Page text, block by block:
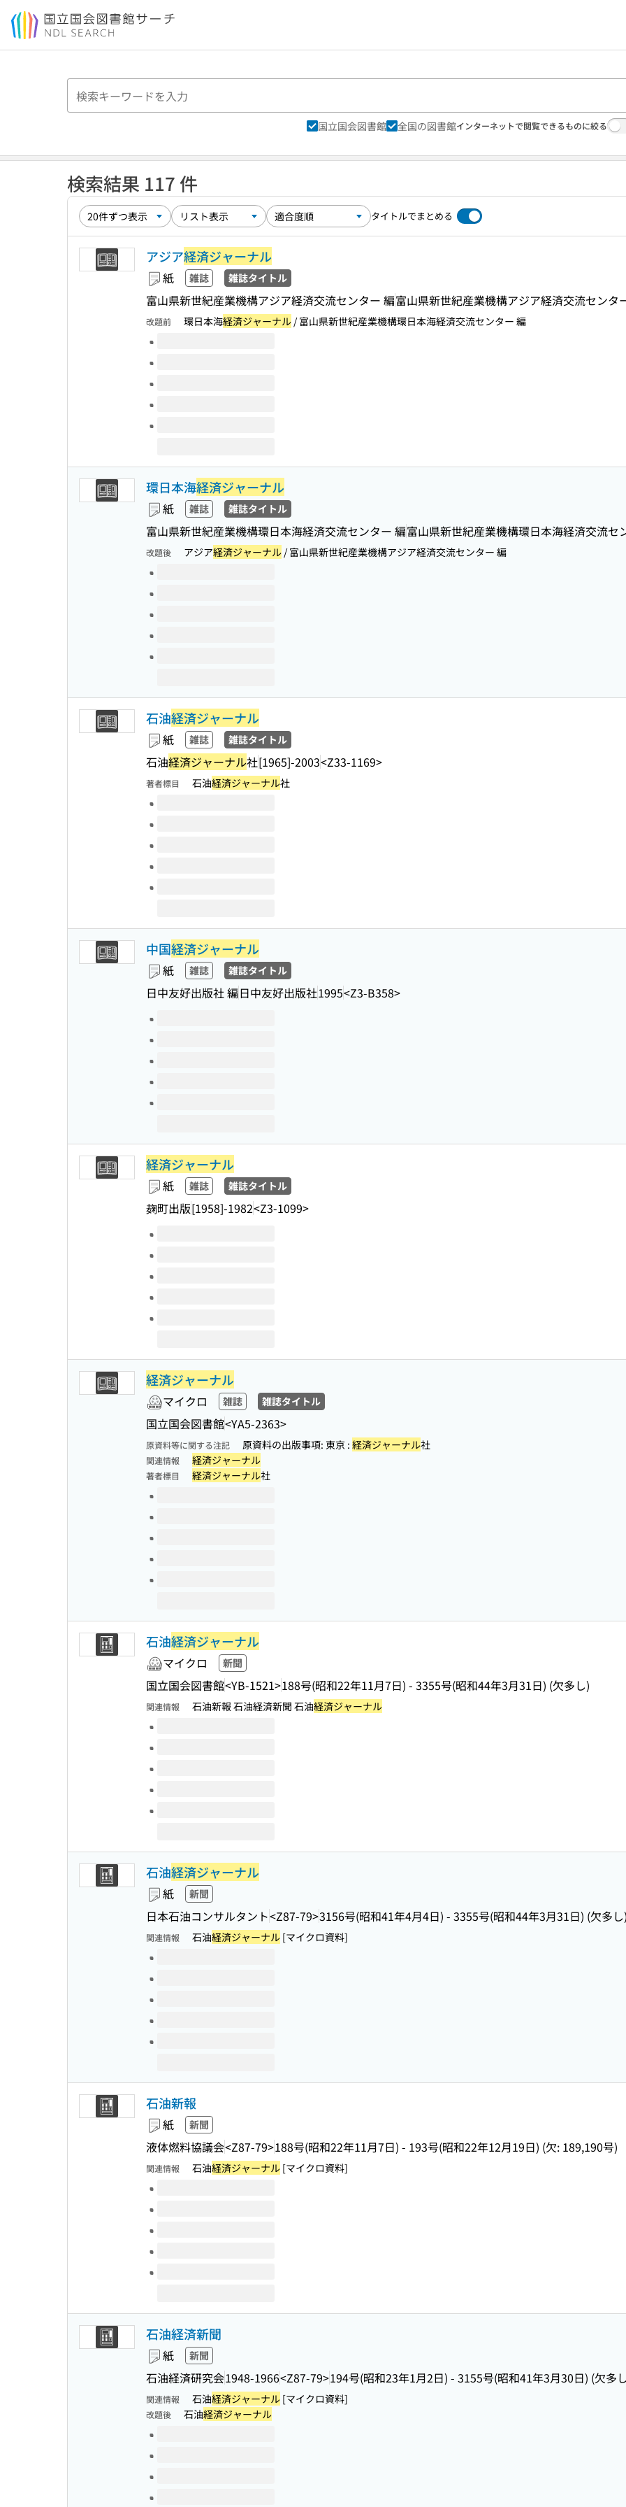
本文へ移動
国立国会図書館 全国の図書館インターネットで閲覧できるものに絞る
検索結果 117 件
タイトルでまとめる
アジア経済ジャーナル
紙 雑誌 雑誌タイトル
富山県新世紀産業機構アジア経済交流センター 編富山県新世紀産業機構アジア経済交流センタ
改題前 環日本海経済ジャーナル / 富山県新世紀産業機構環日本海経済交流センター 編
このタイトルの巻号
環日本海経済ジャーナル
紙 雑誌 雑誌タイトル
富山県新世紀産業機構環日本海経済交流センター 編富山県新世紀産業機構環日本海経済交流セ
改題後 アジア経済ジャーナル / 富山県新世紀産業機構アジア経済交流センター 編
このタイトルの巻号
石油経済ジャーナル
紙 雑誌 雑誌タイトル
石油経済ジャーナル社[1965]-2003<Z33-1169>
著者標目 石油経済ジャーナル社
このタイトルの巻号
中国経済ジャーナル
紙 雑誌 雑誌タイトル
日中友好出版社 編日中友好出版社1995<Z3-B358>
このタイトルの巻号
経済ジャーナル
紙 雑誌 雑誌タイトル
麹町出版[1958]-1982<Z3-1099>
このタイトルの巻号
経済ジャーナル
マイクロ 雑誌 雑誌タイトル
国立国会図書館<YA5-2363>
原資料等に関する注記 原資料の出版事項: 東京 : 経済ジャーナル社
関連情報 経済ジャーナル
著者標目 経済ジャーナル社
このタイトルの巻号
石油経済ジャーナル
マイクロ 新聞
国立国会図書館<YB-1521>188号(昭和22年11月7日) - 3355号(昭和44年3月31日) (欠多し)
関連情報 石油新報 石油経済新聞 石油経済ジャーナル
このタイトルの巻号
石油経済ジャーナル
紙 新聞
日本石油コンサルタント<Z87-79>3156号(昭和41年4月4日) - 3355号(昭和44年3月31日) (欠多し)
関連情報 石油経済ジャーナル [マイクロ資料]
このタイトルの巻号
石油新報
紙 新聞
液体燃料協議会<Z87-79>188号(昭和22年11月7日) - 193号(昭和22年12月19日) (欠: 189,190号)
関連情報 石油経済ジャーナル [マイクロ資料]
このタイトルの巻号
石油経済新聞
紙 新聞
石油経済研究会1948-1966<Z87-79>194号(昭和23年1月2日) - 3155号(昭和41年3月30日) (欠多
関連情報 石油経済ジャーナル [マイクロ資料]
改題後 石油経済ジャーナル
このタイトルの巻号